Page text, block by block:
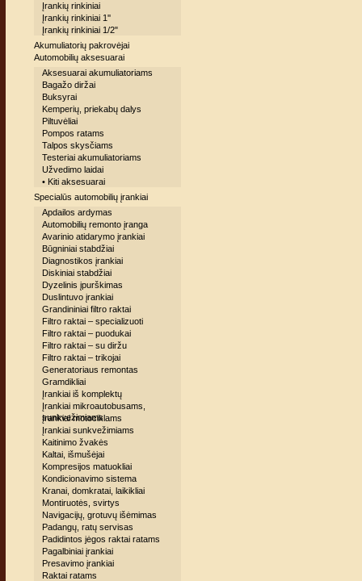
Įrankių rinkiniai
Įrankių rinkiniai 1''
Įrankių rinkiniai 1/2"
Akumuliatorių pakrovėjai
Automobilių aksesuarai
Aksesuarai akumuliatoriams
Bagažo diržai
Buksyrai
Kemperių, priekabų dalys
Piltuvėliai
Pompos ratams
Talpos skysčiams
Testeriai akumuliatoriams
Užvedimo laidai
• Kiti aksesuarai
Specialūs automobilių įrankiai
Apdailos ardymas
Automobilių remonto įranga
Avarinio atidarymo įrankiai
Būgniniai stabdžiai
Diagnostikos įrankiai
Diskiniai stabdžiai
Dyzelinis įpurškimas
Duslintuvo įrankiai
Grandininiai filtro raktai
Filtro raktai – specializuoti
Filtro raktai – puodukai
Filtro raktai – su diržu
Filtro raktai – trikojai
Generatoriaus remontas
Gramdikliai
Įrankiai iš komplektų
Įrankiai mikroautobusams,
sunkvežimiams
Įrankiai motociklams
Įrankiai sunkvežimiams
Kaitinimo žvakės
Kaltai, išmušėjai
Kompresijos matuokliai
Kondicionavimo sistema
Kranai, domkratai, laikikliai
Montiruotės, svirtys
Navigacijų, grotuvų išėmimas
Padangų, ratų servisas
Padidintos jėgos raktai ratams
Pagalbiniai įrankiai
Presavimo įrankiai
Raktai ratams